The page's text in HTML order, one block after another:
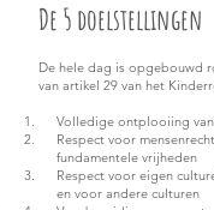
De 5 doelstellingen
De hele dag is opgebouwd
van artikel 29 van het
Volledige ontplooiing van
Respect voor
fundamentele vrijheden
Respect voor eigen
en voor andere culturen